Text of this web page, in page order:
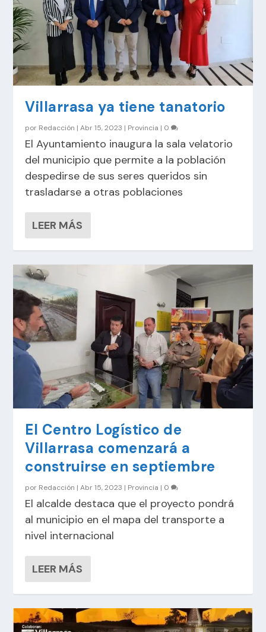
Villarrasa ya tiene tanatorio
por Redacción |Abr 15, 2023 | Provincia | 0
El Ayuntamiento inaugura la sala velatorio
del municipio que permite a la población
despedirse de sus seres queridos sin
trasladarse a otras poblaciones
LEER MÁS
El Centro Logístico de
Villarrasa comenzará a
construirse en septiembre
por Redacción |Abr 15, 2023 | Provincia | 0
El alcalde destaca que el proyecto pondrá
al municipio en el mapa del transporte a
nivel internacional
LEER MÁS